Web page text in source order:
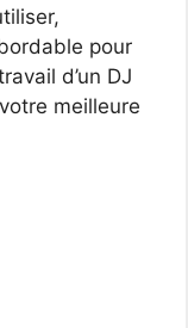
pour
d’un DJ
meilleure